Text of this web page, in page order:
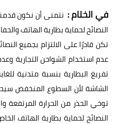
في الختام : نتمنى أن نكون
النصائح لحماية بطارية الهاتف
تكن قادرًا على الالتزام بجميع
تفريغ البطارية بنسبة متدنية
الشاشة لأن السطوع المنخفض
توخي الحذر من الحرارة
النصائح لحماية بطارية الهاتف